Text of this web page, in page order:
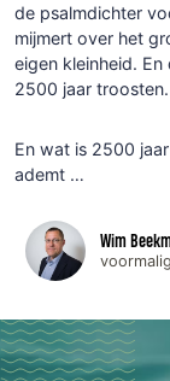
de psalmdichter
mijmert over het
eigen kleinheid.
2500 jaar troosten.
En wat is 2500
ademt …
Wim